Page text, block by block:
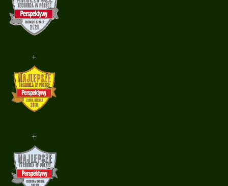
+
+